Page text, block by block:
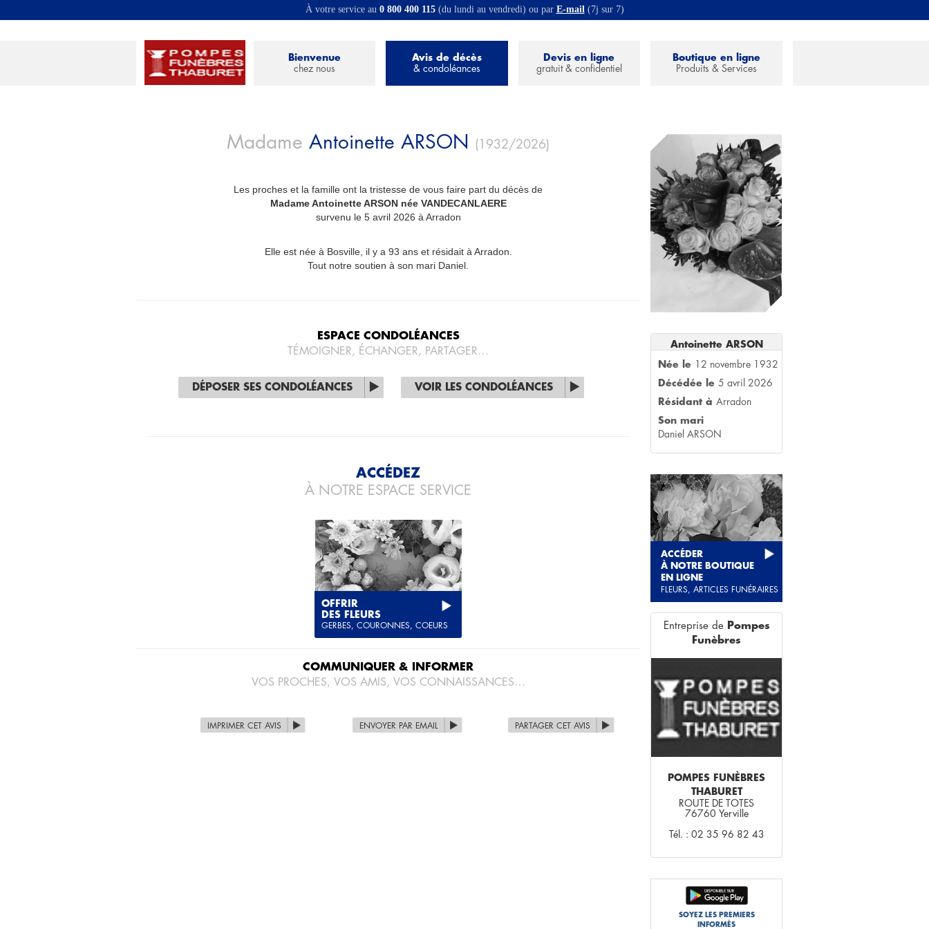
À votre service au 0 800 400 115(du lundi au vendredi) ou par E-mail(7j sur 7)
Bienvenue
chez nous
Avis de décès
& condoléances
Devis en ligne
gratuit & confidentiel
Boutique en ligne
Produits & Services
Antoinette ARSON
Née le
12 novembre 1932
Décédée le 5 avril 2026
Résidant à Arradon
Son mari
Daniel ARSON
ACCÉDER
À NOTRE BOUTIQUE
EN LIGNE
FLEURS, ARTICLES FUNÉRAIRES
Entreprise de Pompes
Funèbres
POMPES FUNÈBRES
THABURET
ROUTE DE TOTES
76760 Yerville
Tél. : 02 35 96 82 43
SOYEZ LES PREMIERS
INFORMÉS
Madame Antoinette ARSON (1932/2026)
Les proches et la famille ont la tristesse de vous faire part du décès de
Madame Antoinette ARSON née VANDECANLAERE_
survenu le 5 avril 2026 à Arradon
Elle est née à Bosville, il y a 93 ans et résidait à Arradon.
Tout notre soutien à son mari Daniel.
ESPACE CONDOLÉANCES
TÉMOIGNER, ÉCHANGER, PARTAGER…
DÉPOSER SES CONDOLÉANCES VOIR LES CONDOLÉANCES
ACCÉDEZ
À NOTRE ESPACE SERVICE
OFFRIR
DES FLEURS
GERBES, COURONNES, COEURS
COMMUNIQUER & INFORMER
VOS PROCHES, VOS AMIS, VOS CONNAISSANCES…
IMPRIMER CET AVIS ENVOYER PAR EMAIL PARTAGER CET AVIS